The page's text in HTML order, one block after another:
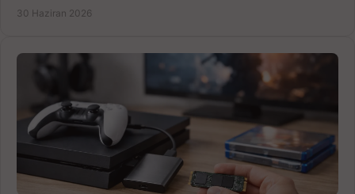
30 Haziran 2026